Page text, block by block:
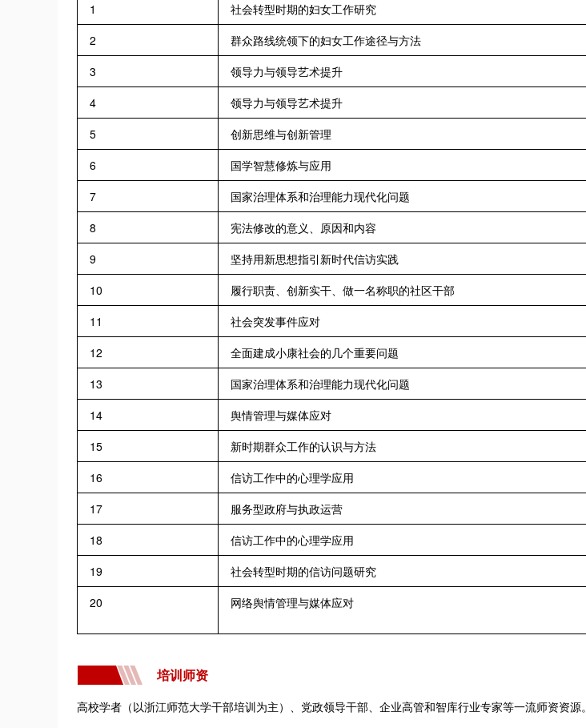
1
社会转型时期的妇女工作研究
2
群众路线统领下的妇女工作途径与方法
3
领导力与领导艺术提升
4
领导力与领导艺术提升
5
创新思维与创新管理
6
国学智慧修炼与应用
7
国家治理体系和治理能力现代化问题
8
宪法修改的意义、原因和内容
9
坚持用新思想指引新时代信访实践
10
履行职责、创新实干、做一名称职的社区干部
11
社会突发事件应对
12
全面建成小康社会的几个重要问题
13
国家治理体系和治理能力现代化问题
14
舆情管理与媒体应对
15
新时期群众工作的认识与方法
16
信访工作中的心理学应用
17
服务型政府与执政运营
18
信访工作中的心理学应用
19
社会转型时期的信访问题研究
20
网络舆情管理与媒体应对
培训师资
高校学者（以浙江师范大学干部培训为主）、党政领导干部、企业高管和智库行业专家等一流师资资源。